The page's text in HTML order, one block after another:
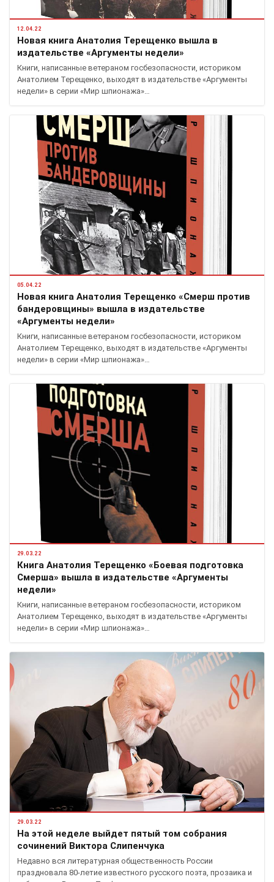
12.04.22
Новая книга Анатолия Терещенко вышла в
издательстве «Аргументы недели»
Книги, написанные ветераном госбезопасности, историком
Анатолием Терещенко, выходят в издательстве «Аргументы
недели» в серии «Мир шпионажа»…
05.04.22
Новая книга Анатолия Терещенко «Смерш против
бандеровщины» вышла в издательстве
«Аргументы недели»
Книги, написанные ветераном госбезопасности, историком
Анатолием Терещенко, выходят в издательстве «Аргументы
недели» в серии «Мир шпионажа»…
29.03.22
Книга Анатолия Терещенко «Боевая подготовка
Смерша» вышла в издательстве «Аргументы
недели»
Книги, написанные ветераном госбезопасности, историком
Анатолием Терещенко, выходят в издательстве «Аргументы
недели» в серии «Мир шпионажа»…
29.03.22
На этой неделе выйдет пятый том собрания
сочинений Виктора Слипенчука
Недавно вся литературная общественность России
праздновала 80-летие известного русского поэта, прозаика и